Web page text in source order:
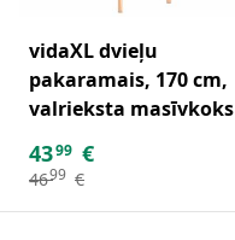
vidaXL dvieļu
pakaramais, 170 cm,
valrieksta masīvkoks
4399 €
4699 €